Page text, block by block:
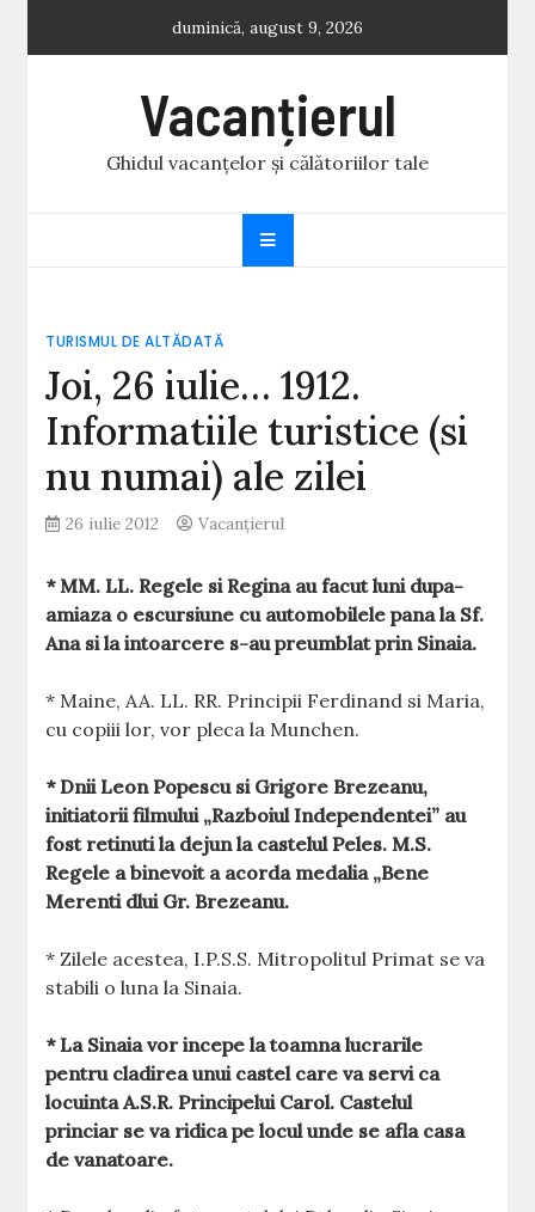
duminică, august 9, 2026
Vacanțierul
Ghidul vacanțelor și călătoriilor tale
TURISMUL DE ALTĂDATĂ
Joi, 26 iulie… 1912.
Informatiile turistice (si
nu numai) ale zilei
26 iulie 2012 Vacanțierul
* MM. LL. Regele si Regina au facut luni dupa-
amiaza o escursiune cu automobilele pana la Sf.
Ana si la intoarcere s-au preumblat prin Sinaia.
* Maine, AA. LL. RR. Principii Ferdinand si Maria,
cu copiii lor, vor pleca la Munchen.
* Dnii Leon Popescu si Grigore Brezeanu,
initiatorii filmului „Razboiul Independentei” au
fost retinuti la dejun la castelul Peles. M.S.
Regele a binevoit a acorda medalia „Bene
Merenti dlui Gr. Brezeanu.
* Zilele acestea, I.P.S.S. Mitropolitul Primat se va
stabili o luna la Sinaia.
* La Sinaia vor incepe la toamna lucrarile
pentru cladirea unui castel care va servi ca
locuinta A.S.R. Principelui Carol. Castelul
princiar se va ridica pe locul unde se afla casa
de vanatoare.